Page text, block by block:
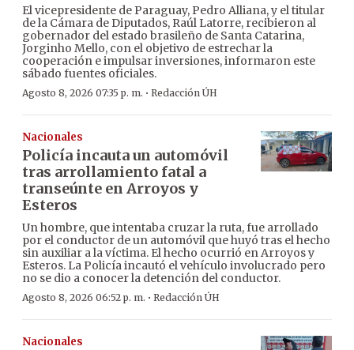
El vicepresidente de Paraguay, Pedro Alliana, y el titular
de la Cámara de Diputados, Raúl Latorre, recibieron al
gobernador del estado brasileño de Santa Catarina,
Jorginho Mello, con el objetivo de estrechar la
cooperación e impulsar inversiones, informaron este
sábado fuentes oficiales.
Agosto 8, 2026 07:35 p. m. · Redacción ÚH
Nacionales
Policía incauta un automóvil
tras arrollamiento fatal a
transeúnte en Arroyos y
Esteros
Un hombre, que intentaba cruzar la ruta, fue arrollado
por el conductor de un automóvil que huyó tras el hecho
sin auxiliar a la víctima. El hecho ocurrió en Arroyos y
Esteros. La Policía incautó el vehículo involucrado pero
no se dio a conocer la detención del conductor.
Agosto 8, 2026 06:52 p. m. · Redacción ÚH
Nacionales